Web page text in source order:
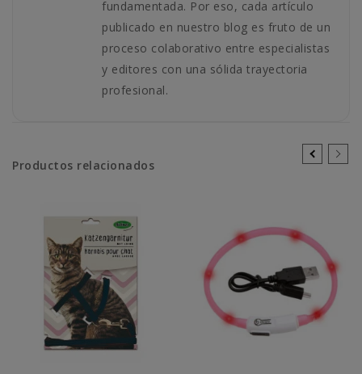
fundamentada. Por eso, cada artículo
publicado en nuestro blog es fruto de un
proceso colaborativo entre especialistas
y editores con una sólida trayectoria
profesional.
Productos relacionados